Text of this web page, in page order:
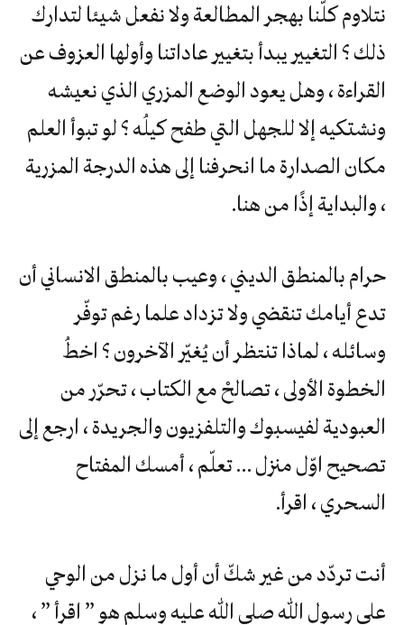
نتلاوم كلّنا بهجر المطالعة ولا نفعل شيئا لتدارك
ذلك ؟ التغيير يبدأ بتغيير عاداتنا وأولها العزوف عن
القراءة ، وهل يعود الوضع المزري الذي نعيشه
ونشتكيه إلا للجهل التي طفح كيلُه ؟ لو تبوأ العلم
مكان الصدارة ما انحرفنا إلى هذه الدرجة المزرية
، والبداية إذًا من هنا.
حرام بالمنطق الديني ، وعيب بالمنطق الانساني أن
تدع أيامك تنقضي ولا تزداد علما رغم توفّر
وسائله ، لماذا تنتظر أن يُغيّر الآخرون ؟ اخطُ
الخطوة الأولى ، تصالحْ مع الكتاب ، تحرّر من
العبودية لفيسبوك والتلفزيون والجريدة ، ارجع إلى
تصحيح اوّل منزل … تعلّم ، أمسك المفتاح
السحري ، اقرأ.
أنت تردّد من غير شكّ أن أول ما نزل من الوحي
على رسول الله صلى الله عليه وسلم هو ” اقرأ ” ،